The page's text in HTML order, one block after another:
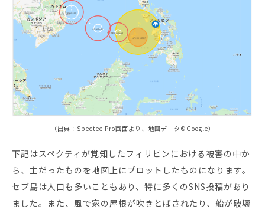
会社概要
パートナー
採用情報
お役立ち資料
（出典：Spectee Pro画面より、地図データ©Google）
下記はスペクティが覚知したフィリピンにおける被害の中か
ら、主だったものを地図上にプロットしたものになります。
セブ島は人口も多いこともあり、特に多くのSNS投稿があり
ました。また、風で家の屋根が吹きとばされたり、船が破壊